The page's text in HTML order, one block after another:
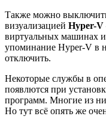
Также можно
визуализацией Hyper-V
виртуальных машинах
упоминание Hyper-V в
отключить.
Некоторые службы в
появлются при
программ. Многие из
Но тут всё опять же